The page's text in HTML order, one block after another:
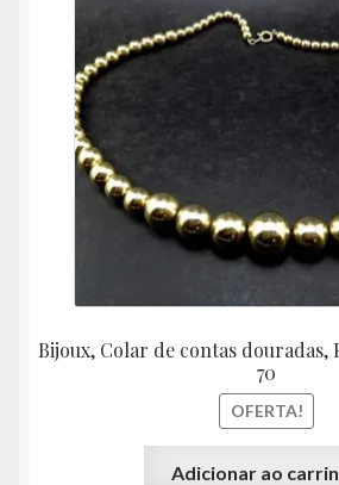
Bijoux, Colar de contas douradas,
70
OFERTA!
Adicionar ao